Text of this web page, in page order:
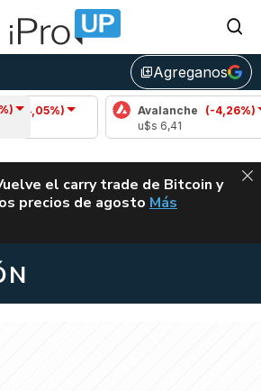
library_addAgreganos
Avalanche (-4,26%)
ALERTA
el carry trade de Bitcoin y
precios de agosto VUELVE EL
Más